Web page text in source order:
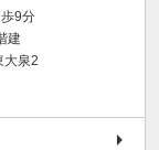
9分
建
大泉2